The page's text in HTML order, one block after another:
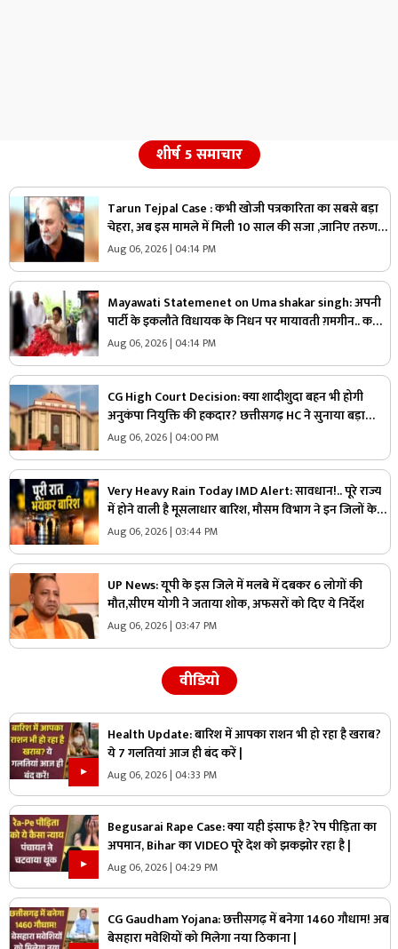
शीर्ष 5 समाचार
Tarun Tejpal Case : कभी खोजी पत्रकारिता का सबसे बड़ा
चेहरा, अब इस मामले में मिली 10 साल की सजा ,जानिए तरुण
तेजपाल की कहानी
Aug 06, 2026 | 04:14 PM
Mayawati Statemenet on Uma shakar singh: अपनी
पार्टी के इकलौते विधायक के निधन पर मायावती ग़मगीन.. कहा,
“वे मुझे अपनी सगी बहन मानते थे, कभी नहीं किया
Aug 06, 2026 | 04:14 PM
CG High Court Decision: क्या शादीशुदा बहन भी होगी
अनुकंपा नियुक्ति की हकदार? छत्तीसगढ़ HC ने सुनाया बड़ा
फैसला, राज्य सरकार को दिए ये निर्देश
Aug 06, 2026 | 04:00 PM
Very Heavy Rain Today IMD Alert: सावधान!.. पूरे राज्य
में होने वाली है मूसलाधार बारिश, मौसम विभाग ने इन जिलों के
लिए जारी की चेतावनी, आप भी पढ़ लें
Aug 06, 2026 | 03:44 PM
UP News: यूपी के इस जिले में मलबे में दबकर 6 लोगों की
मौत,सीएम योगी ने जताया शोक, अफसरों को दिए ये निर्देश
Aug 06, 2026 | 03:47 PM
वीडियो
Health Update: बारिश में आपका राशन भी हो रहा है खराब?
ये 7 गलतियां आज ही बंद करें |
Aug 06, 2026 | 04:33 PM
Begusarai Rape Case: क्या यही इंसाफ है? रेप पीड़िता का
अपमान, Bihar का VIDEO पूरे देश को झकझोर रहा है |
Aug 06, 2026 | 04:29 PM
CG Gaudham Yojana: छत्तीसगढ़ में बनेगा 1460 गौधाम! अब
बेसहारा मवेशियों को मिलेगा नया ठिकाना |